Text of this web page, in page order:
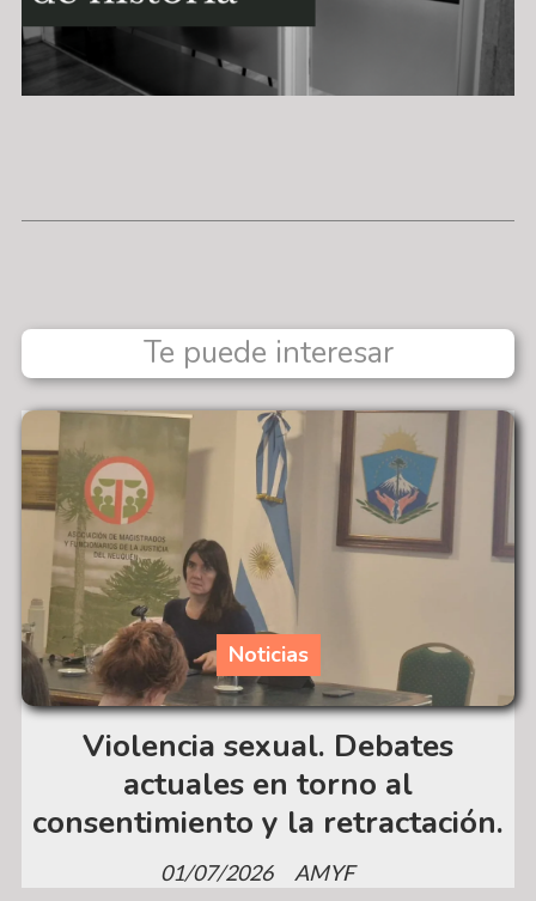
Te puede interesar
Violencia sexual. Debates
actuales en torno al
consentimiento y la retractación.
AMYF
Noticias
01/07/2026